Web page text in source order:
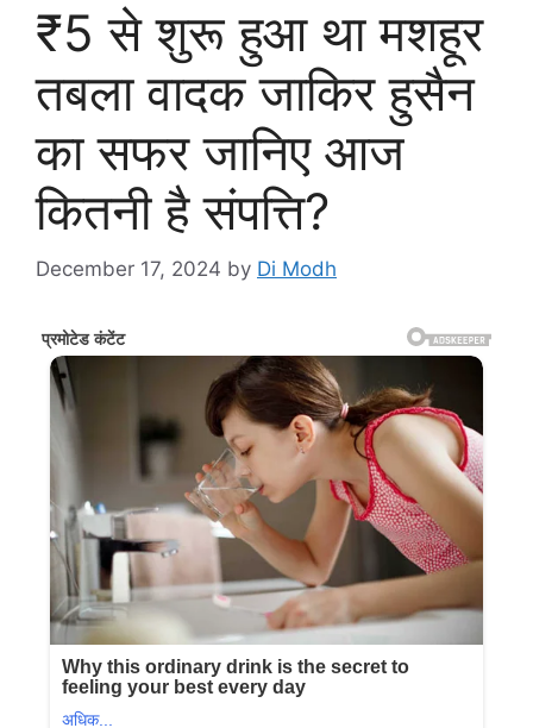
₹5 से शुरू हुआ था मशहूर
तबला वादक जाकिर हुसैन
का सफर जानिए आज
कितनी है संपत्ति?
December 17, 2024 by Di Modh